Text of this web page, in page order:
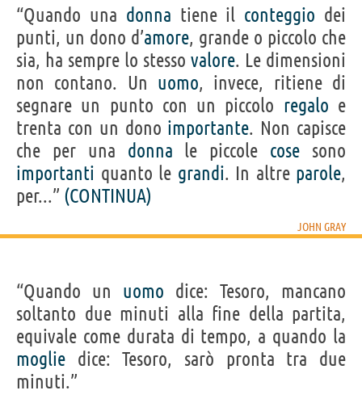
“Quando una donna tiene il conteggio dei
punti, un dono d’amore, grande o piccolo che
sia, ha sempre lo stesso valore. Le dimensioni
non contano. Un uomo, invece, ritiene di
segnare un punto con un piccolo regalo e
trenta con un dono importante. Non capisce
che per una donna le piccole cose sono
importanti quanto le grandi. In altre parole,
per...” (CONTINUA)
JOHN GRAY
“Quando un uomo dice: Tesoro, mancano
soltanto due minuti alla fine della partita,
equivale come durata di tempo, a quando la
moglie dice: Tesoro, sarò pronta tra due
minuti.”